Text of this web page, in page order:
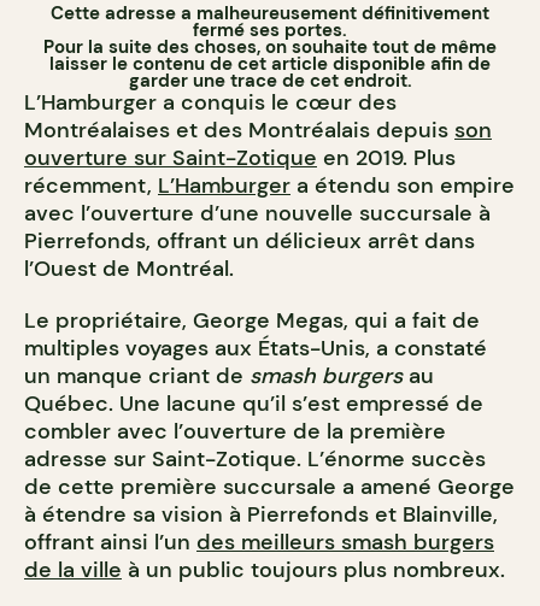
Cette adresse a malheureusement définitivement
fermé ses portes.
Pour la suite des choses, on souhaite tout de même
laisser le contenu de cet article disponible afin de
garder une trace de cet endroit.
L’Hamburger a conquis le cœur des
Montréalaises et des Montréalais depuis son
ouverture sur Saint-Zotique en 2019. Plus
récemment, L’Hamburger a étendu son empire
avec l’ouverture d’une nouvelle succursale à
Pierrefonds, offrant un délicieux arrêt dans
l’Ouest de Montréal.
Le propriétaire, George Megas, qui a fait de
multiples voyages aux États-Unis, a constaté
un manque criant de smash burgersau
Québec. Une lacune qu’il s’est empressé de
combler avec l’ouverture de la première
adresse sur Saint-Zotique. L’énorme succès
de cette première succursale a amené George
à étendre sa vision à Pierrefonds et Blainville,
offrant ainsi l’un des meilleurs smash burgers
de la ville à un public toujours plus nombreux.